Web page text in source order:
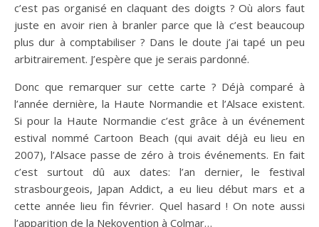
c’est pas organisé en claquant des doigts ? Où alors faut
juste en avoir rien à branler parce que là c’est beaucoup
plus dur à comptabiliser ? Dans le doute j’ai tapé un peu
arbitrairement. J’espère que je serais pardonné.
Donc que remarquer sur cette carte ? Déjà comparé à
l’année dernière, la Haute Normandie et l’Alsace existent.
Si pour la Haute Normandie c’est grâce à un événement
estival nommé Cartoon Beach (qui avait déjà eu lieu en
2007), l’Alsace passe de zéro à trois événements. En fait
c’est surtout dû aux dates: l’an dernier, le festival
strasbourgeois, Japan Addict, a eu lieu début mars et a
cette année lieu fin février. Quel hasard ! On note aussi
l’apparition de la Nekovention à Colmar…